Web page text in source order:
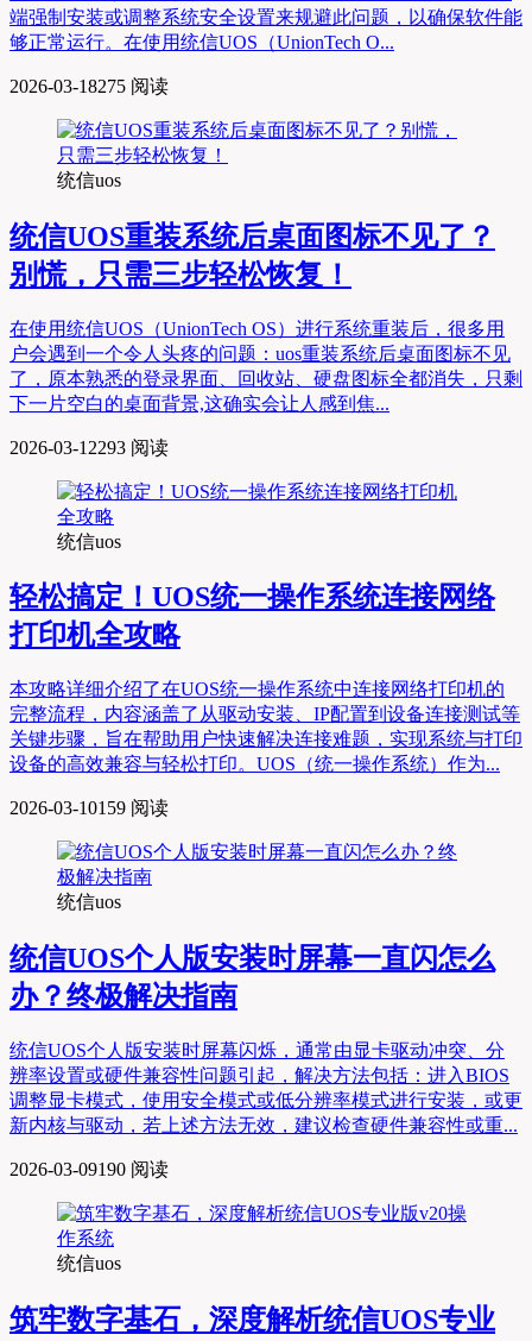
端强制安装或调整系统安全设置来规避此问题，以确保软件能
够正常运行。在使用统信UOS（UnionTech O...
2026-03-18275 阅读
统信uos
统信UOS重装系统后桌面图标不见了？
别慌，只需三步轻松恢复！
在使用统信UOS（UnionTech OS）进行系统重装后，很多用
户会遇到一个令人头疼的问题：uos重装系统后桌面图标不见
了，原本熟悉的登录界面、回收站、硬盘图标全都消失，只剩
下一片空白的桌面背景,这确实会让人感到焦...
2026-03-12293 阅读
统信uos
轻松搞定！UOS统一操作系统连接网络
打印机全攻略
本攻略详细介绍了在UOS统一操作系统中连接网络打印机的
完整流程，内容涵盖了从驱动安装、IP配置到设备连接测试等
关键步骤，旨在帮助用户快速解决连接难题，实现系统与打印
设备的高效兼容与轻松打印。UOS（统一操作系统）作为...
2026-03-10159 阅读
统信uos
统信UOS个人版安装时屏幕一直闪怎么
办？终极解决指南
统信UOS个人版安装时屏幕闪烁，通常由显卡驱动冲突、分
辨率设置或硬件兼容性问题引起，解决方法包括：进入BIOS
调整显卡模式，使用安全模式或低分辨率模式进行安装，或更
新内核与驱动，若上述方法无效，建议检查硬件兼容性或重...
2026-03-09190 阅读
统信uos
筑牢数字基石，深度解析统信UOS专业